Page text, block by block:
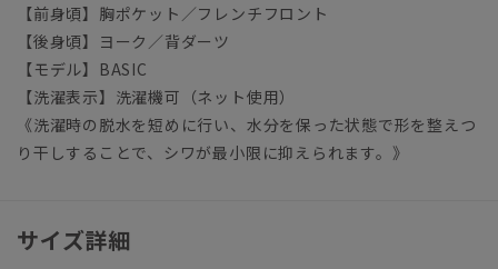
【前身頃】胸ポケット／フレンチフロント
【後身頃】ヨーク／背ダーツ
【モデル】BASIC
【洗濯表示】洗濯機可（ネット使用）
《洗濯時の脱水を短めに行い、水分を保った状態で形を整えつ
り干しすることで、シワが最小限に抑えられます。》
サイズ詳細